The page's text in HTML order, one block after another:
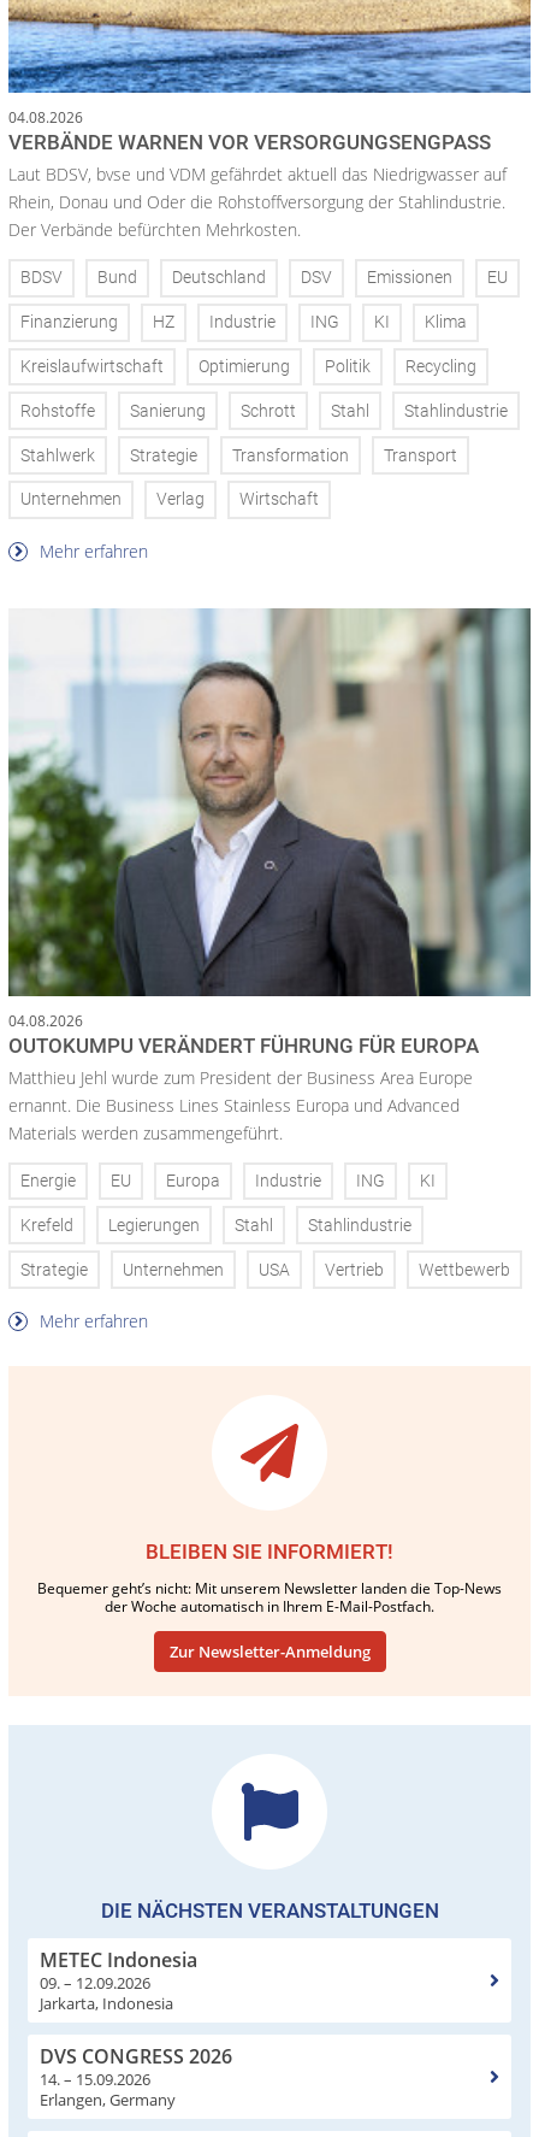
04.08.2026
VERBÄNDE WARNEN VOR VERSORGUNGSENGPASS
Laut BDSV, bvse und VDM gefährdet aktuell das Niedrigwasser auf
Rhein, Donau und Oder die Rohstoffversorgung der Stahlindustrie.
Der Verbände befürchten Mehrkosten.
BDSV Bund Deutschland DSV Emissionen EU
Finanzierung HZ Industrie ING KI Klima
Kreislaufwirtschaft Optimierung Politik Recycling
Rohstoffe Sanierung Schrott Stahl Stahlindustrie
Stahlwerk Strategie Transformation Transport
Unternehmen Verlag Wirtschaft
Mehr erfahren
04.08.2026
OUTOKUMPU VERÄNDERT FÜHRUNG FÜR EUROPA
Matthieu Jehl wurde zum President der Business Area Europe
ernannt. Die Business Lines Stainless Europa und Advanced
Materials werden zusammengeführt.
Energie EU Europa Industrie ING KI
Krefeld Legierungen Stahl Stahlindustrie
Strategie Unternehmen USA Vertrieb Wettbewerb
Mehr erfahren
BLEIBEN SIE INFORMIERT!
Bequemer geht’s nicht: Mit unserem Newsletter landen die Top-News
der Woche automatisch in Ihrem E-Mail-Postfach.
Zur Newsletter-Anmeldung
DIE NÄCHSTEN VERANSTALTUNGEN
METEC Indonesia
09. – 12.09.2026
Jarkarta, Indonesia
DVS CONGRESS 2026
14. – 15.09.2026
Erlangen, Germany